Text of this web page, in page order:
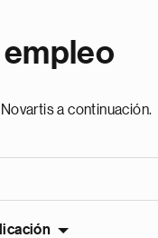
empleo
a continuación.